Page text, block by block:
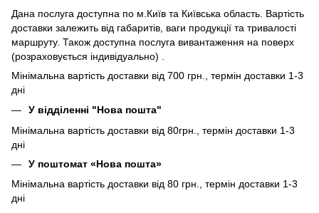
Дана послуга доступна по м.Київ та Київська область. Вартість
доставки залежить від габаритів, ваги продукції та тривалості
маршруту. Також доступна послуга вивантаження на поверх
(розраховується індивідуально) .
Мінімальна вартість доставки від 700 грн., термін доставки 1-3
дні
У відділенні "Нова пошта"
Мінімальна вартість доставки від 80грн., термін доставки 1-3
дні
У поштомат «Нова пошта»
Мінімальна вартість доставки від 80 грн., термін доставки 1-3
дні